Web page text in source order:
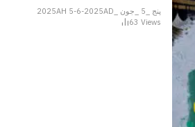
پنج _5 _جون _2025AH 5-6-2025AD
63Views